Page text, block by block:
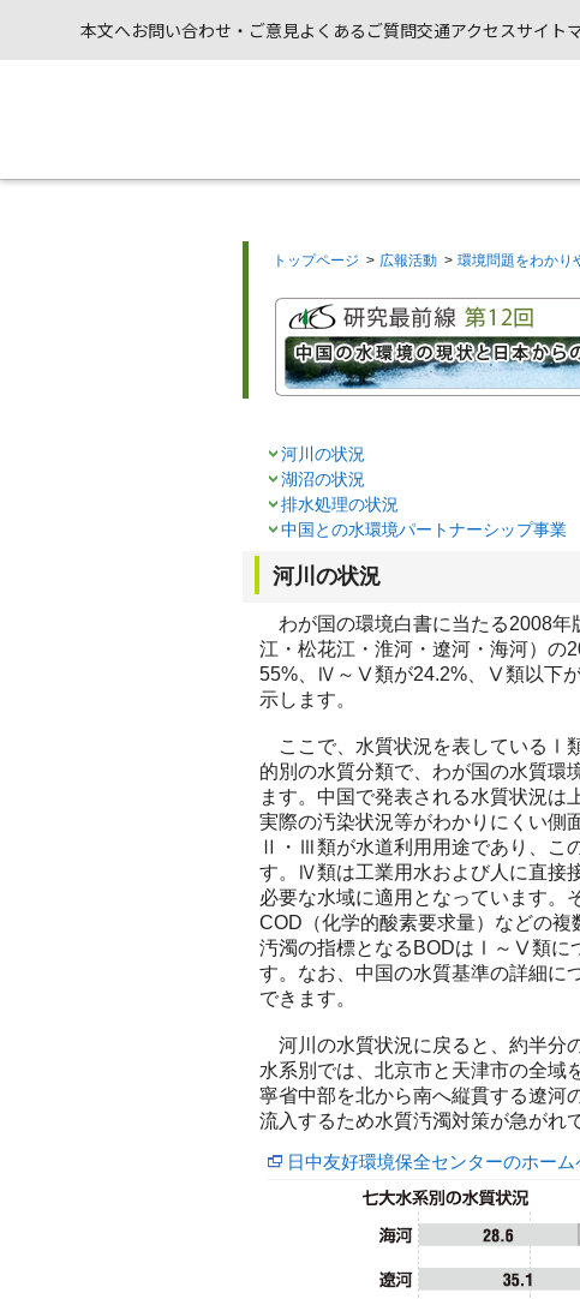
本文へお問い合わせ・ご意見よくあるご質問交通アクセスサイト
トップページ > 広報活動 > 環境問題をわかり
河川の状況
湖沼の状況
排水処理の状況
中国との水環境パートナーシップ事業
河川の状況
わが国の環境白書に当たる2008年
江・松花江・淮河・遼河・海河）
55%、Ⅳ～Ⅴ類が24.2%、Ⅴ類以下が
示します。
ここで、水質状況を表しているⅠ
的別の水質分類で、わが国の水質環
ます。中国で発表される水質状況は
実際の汚染状況等がわかりにくい側
Ⅱ・Ⅲ類が水道利用用途であり、こ
す。Ⅳ類は工業用水および人に直接
必要な水域に適用となっています。
COD（化学的酸素要求量）などの
汚濁の指標となるBODはⅠ～Ⅴ類に
す。なお、中国の水質基準の詳細に
できます。
河川の水質状況に戻ると、約半分
水系別では、北京市と天津市の全域
寧省中部を北から南へ縦貫する遼河
流入するため水質汚濁対策が急がれ
日中友好環境保全センターのホーム